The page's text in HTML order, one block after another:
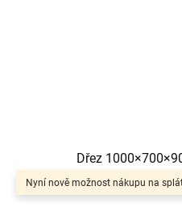
Nyní nově možnost nákupu na
Dřez